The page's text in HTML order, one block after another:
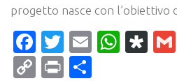
progetto nasce con l’obiettivo
Facebook
Twitter
Email
CopyPrint